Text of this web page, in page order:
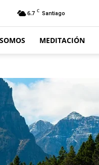
6.7 C Santiago
MEDITACIÓN